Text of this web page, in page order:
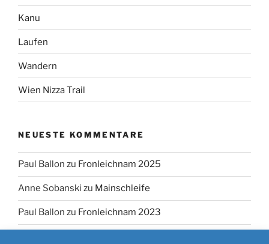
Kanu
Laufen
Wandern
Wien Nizza Trail
NEUESTE KOMMENTARE
Paul Ballon zu Fronleichnam 2025
Anne Sobanski zu Mainschleife
Paul Ballon zu Fronleichnam 2023